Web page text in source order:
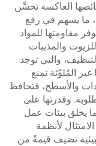
العاكسة تحسِّن
ما يسهم في رفع
مقاومتها للمواد
والمذيبات
والتي توجد
المُلوِّثة تمنع
والأسطح، فتحافظ
وقدرتها على
يخلق بيئات عمل
لأنظمة
تضيف قيمةً من